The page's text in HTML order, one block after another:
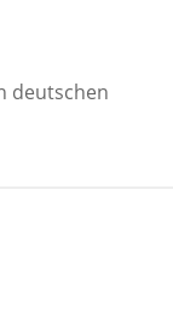
deutschen